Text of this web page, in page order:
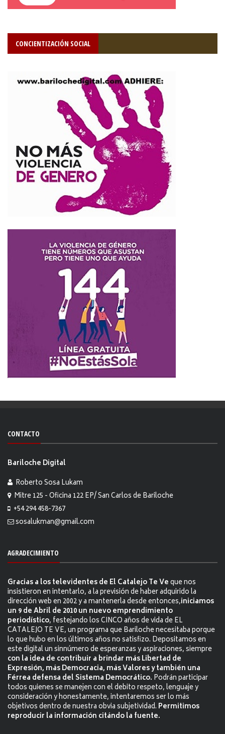
CONCIENTIZACIÓN SOCIAL
CONTACTO
Bariloche Digital
Roberto Sosa Lukam
Mitre 125 - Oficina 122 EP/ San Carlos de Bariloche
+54 294 458-7367
sosalukman@gmail.com
AGRADECIMIENTO
Gracias a los televidentes de El Catalejo Te Veque nos
insistieron en intentarlo, a la previsión de haber adquirido la
dirección web en 2002 y a mantenerla desde entonces,iniciamos
un 9 de Abril de 2010 un nuevo emprendimiento
periodístico, festejando los CINCO años de vida de EL
CATALEJO TE VE, un programa que Bariloche necesitaba porque
lo que hubo en los últimos años no satisfizo. Depositamos en
este digital un sinnúmero de esperanzas y aspiraciones, siempre
con la idea de contribuir a brindar más Libertad de
Expresión, más Democracia, más Valores y también una
Férrea defensa del Sistema Democrático. Podrán participar
todos quienes se manejen con el debito respeto, lenguaje y
consideración y honestamente, intentaremos ser lo más
objetivos dentro de nuestra obvia subjetividad. Permitimos
reproducir la información citándo la fuente.